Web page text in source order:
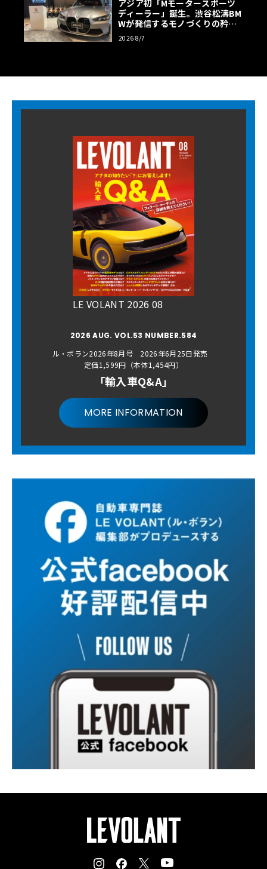
アジア初「Mモータースポーツ
ディーラー」誕生。渋谷松濤BM
Wが発信するモノづくりの矜持
【木下隆之コラム】
2026 8/7
LE VOLANT 2026 08
2026 AUG. VOL.53 NUMBER.584
ル・ボラン2026年8月号 2026年6月25日発売
定価1,599円（本体1,454円）
「輸入車Q&A」
MORE INFORMATION